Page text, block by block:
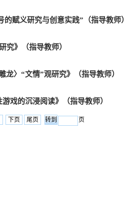
赋义研究与创意实践”（指导教师）
究》（指导教师）
〉“文情”观研究》（指导教师）
戏的沉浸阅读》（指导教师）
下页 尾页 页